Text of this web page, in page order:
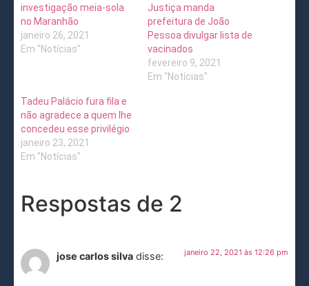
investigação meia-sola
no Maranhão
janeiro 26, 2021
Em "Notícias"
Justiça manda
prefeitura de João
Pessoa divulgar lista de
vacinados
fevereiro 9, 2021
Em "Notícias"
Tadeu Palácio fura fila e
não agradece a quem lhe
concedeu esse privilégio
janeiro 23, 2021
Em "Notícias"
Respostas de 2
jose carlos silva disse: janeiro 22, 2021 às 12:26 pm